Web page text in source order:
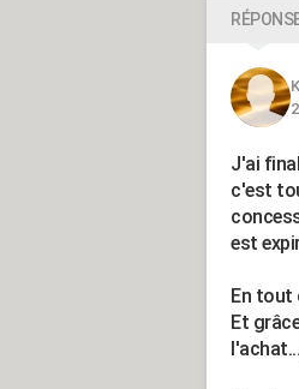
J'ai
c'est
est
En tout
Et